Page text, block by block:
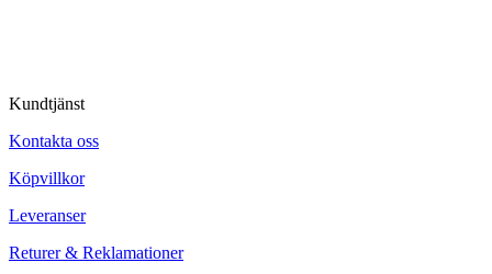
Kundtjänst
Kontakta oss
Köpvillkor
Leveranser
Returer & Reklamationer